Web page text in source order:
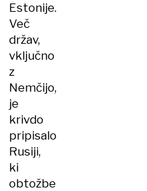
Estonije.
Več
držav,
vključno
z
Nemčijo,
je
krivdo
pripisalo
Rusiji,
ki
obtožbe